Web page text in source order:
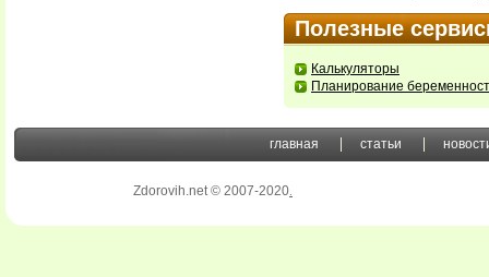
Полезные
Калькуляторы
Планирование
главная статьи
Zdorovih.net © 2007-2020